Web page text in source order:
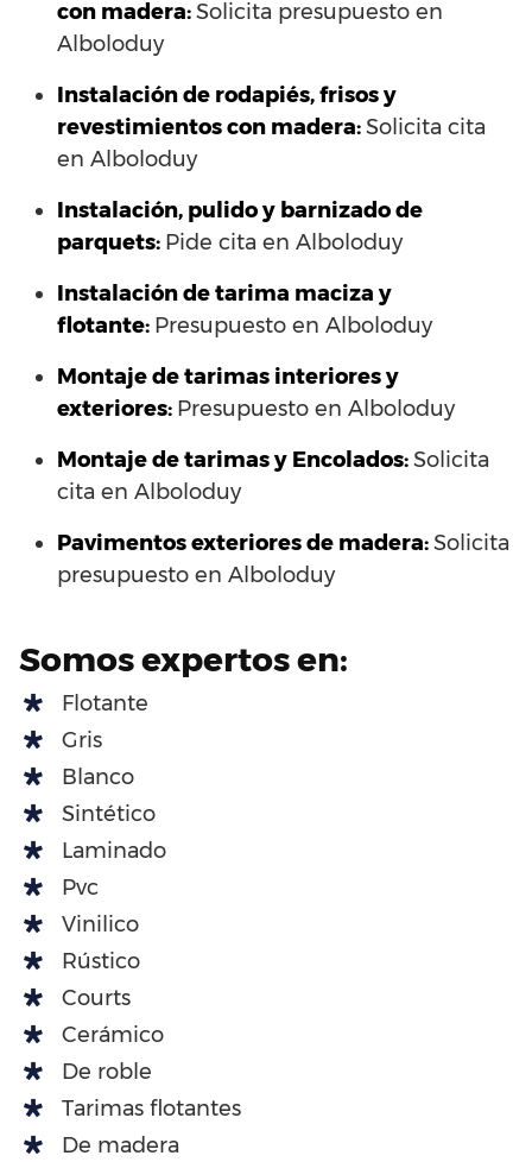
con madera:Solicita presupuesto en
Alboloduy
Instalación de rodapiés, frisos y
revestimientos con madera:Solicita cita
en Alboloduy
Instalación, pulido y barnizado de
parquets: Pide cita en Alboloduy
Instalación de tarima maciza y
flotante: Presupuesto en Alboloduy
Montaje de tarimas interiores y
exteriores: Presupuesto en Alboloduy
Montaje de tarimas y Encolados:Solicita
cita en Alboloduy
Pavimentos exteriores de madera:Solicita
presupuesto en Alboloduy
Somos expertos en:
Flotante
Gris
Blanco
Sintético
Laminado
Pvc
Vinilico
Rústico
Courts
Cerámico
De roble
Tarimas flotantes
De madera